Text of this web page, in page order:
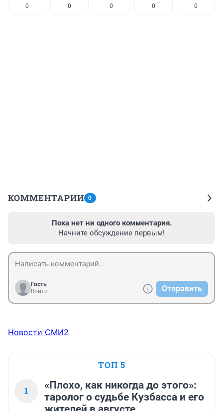
0 0 0 0 0
КОММЕНТАРИИ 0
Пока нет ни одного комментария.
Начните обсуждение первым!
Гость
Войти
Отправить
Новости СМИ2
ТОП 5
1
«Плохо, как никогда до этого»:
таролог о судьбе Кузбасса и его